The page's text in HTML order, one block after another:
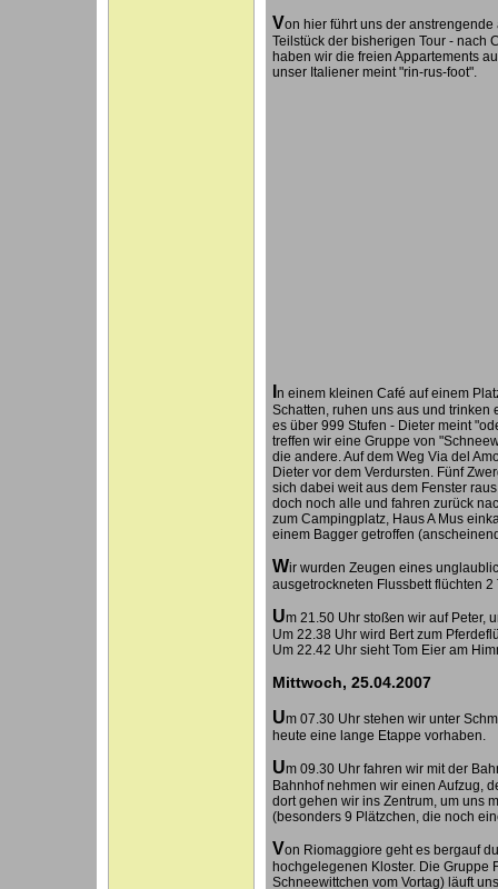
Von hier führt uns der
Teilstück der bisherigen Tour - nach
haben wir die freien Appartements
unser Italiener meint "rin-rus-foot".
In einem kleinen Café auf einem
Schatten, ruhen uns aus und trinken
es über 999 Stufen - Dieter meint
treffen wir eine Gruppe von
die andere. Auf dem Weg Via del
Dieter vor dem Verdursten. Fünf
sich dabei weit aus dem Fenster
doch noch alle und fahren zurück
zum Campingplatz, Haus A Mus
einem Bagger getroffen
Wir wurden Zeugen eines
ausgetrockneten Flussbett flüchten
Um 21.50 Uhr stoßen wir auf Peter,
Um 22.38 Uhr wird Bert zum
Um 22.42 Uhr sieht Tom Eier am
Mittwoch, 25.04.2007
Um 07.30 Uhr stehen wir unter
heute eine lange Etappe vorhaben.
Um 09.30 Uhr fahren wir mit der
Bahnhof nehmen wir einen Aufzug,
dort gehen wir ins Zentrum, um uns
(besonders 9 Plätzchen, die noch
Von Riomaggiore geht es bergauf
hochgelegenen Kloster. Die Gruppe
Schneewittchen vom Vortag) läuft